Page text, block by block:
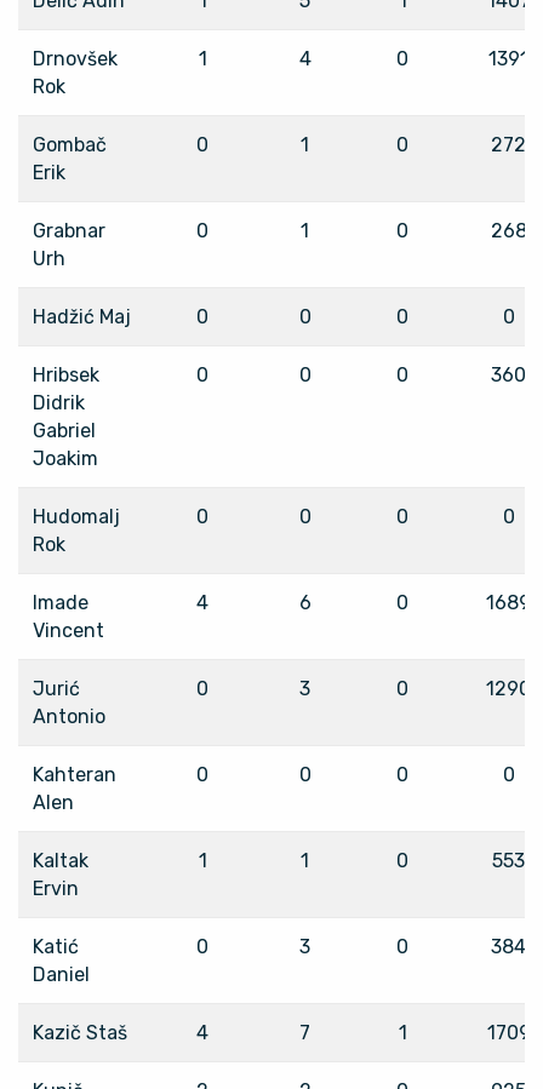
Drnovšek
Rok
1 4 0 1391
Gombač
Erik
0 1 0 272
Grabnar
Urh
0 1 0 268
Hadžić Maj 0 0 0 0
Hribsek
Didrik
Gabriel
Joakim
0 0 0 360
Hudomalj
Rok
0 0 0 0
Imade
Vincent
4 6 0 1689
Jurić
Antonio
0 3 0 1290
Kahteran
Alen
0 0 0 0
Kaltak
Ervin
1 1 0 553
Katić
Daniel
0 3 0 384
Kazič Staš 4 7 1 1709